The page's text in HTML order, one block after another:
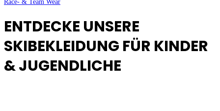
Race- & Team Wear
ENTDECKE UNSERE
SKIBEKLEIDUNG FÜR KINDER
& JUGENDLICHE